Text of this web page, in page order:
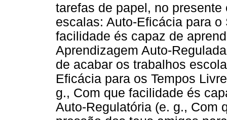
tarefas de papel, no
escalas: Auto-Eficácia para
facilidade és capaz de
Aprendizagem Auto-
de acabar os trabalhos
Eficácia para os Tempos
g., Com que facilidade és
Auto-Regulatória (e. g., Com